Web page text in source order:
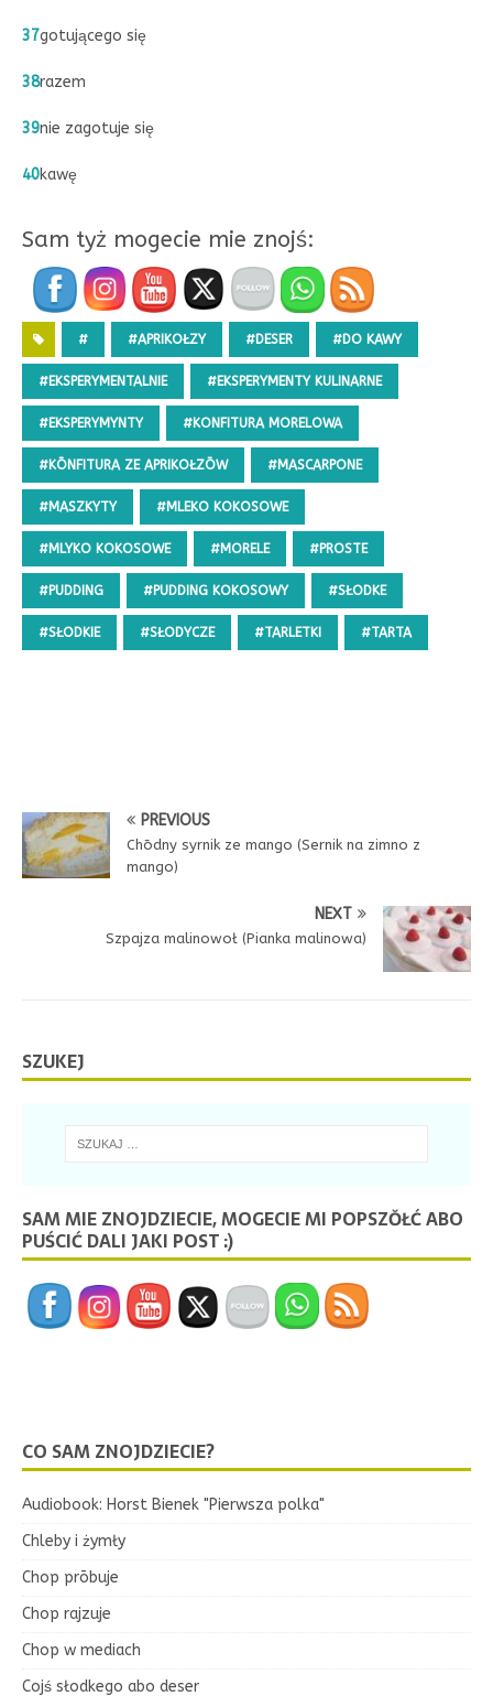
37gotującego się
38razem
39nie zagotuje się
40kawę
Sam tyż mogecie mie znojś:
# #APRIKOŁZY #DESER #DO KAWY
#EKSPERYMENTALNIE #EKSPERYMENTY KULINARNE
#EKSPERYMYNTY #KONFITURA MORELOWA
#KŌNFITURA ZE APRIKOŁZŌW #MASCARPONE
#MASZKYTY #MLEKO KOKOSOWE
#MLYKO KOKOSOWE #MORELE #PROSTE
#PUDDING #PUDDING KOKOSOWY #SŁODKE
#SŁODKIE #SŁODYCZE #TARLETKI #TARTA
PREVIOUS
Chōdny syrnik ze mango (Sernik na zimno z
mango)
NEXT
Szpajza malinowoł (Pianka malinowa)
SZUKEJ
SAM MIE ZNOJDZIECIE, MOGECIE MI POPSZŎŁĆ ABO
PUŚCIĆ DALI JAKI POST :)
CO SAM ZNOJDZIECIE?
Audiobook: Horst Bienek "Pierwsza polka"
Chleby i żymły
Chop prōbuje
Chop rajzuje
Chop w mediach
Cojś słodkego abo deser